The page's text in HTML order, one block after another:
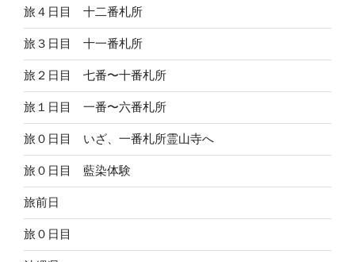
旅４日目 十二番札所
旅３日目 十一番札所
旅２日目 七番〜十番札所
旅１日目 一番〜六番札所
旅０日目 いざ、一番札所霊山寺へ
旅０日目 藍染体験
旅前日
旅０日目